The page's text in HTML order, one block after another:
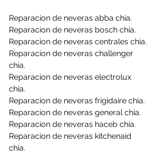
Reparacion de neveras abba chia.
Reparacion de neveras bosch chia.
Reparacion de neveras centrales chia.
Reparacion de neveras challenger
chia.
Reparacion de neveras electrolux
chia.
Reparacion de neveras frigidaire chia.
Reparacion de neveras general chia.
Reparacion de neveras haceb chia.
Reparacion de neveras kitchenaid
chia.